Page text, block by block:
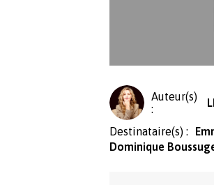
Auteur(s)
:
Destinataire(s) :
Dominique